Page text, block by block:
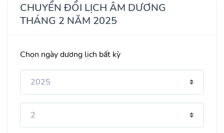
CHUYỂN ĐỔI LỊCH ÂM DƯƠNG
THÁNG 2 NĂM 2025
Chọn ngày dương lịch bất kỳ